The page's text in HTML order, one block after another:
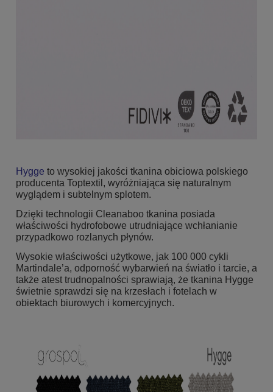
Hygge to wysokiej jakości tkanina obiciowa polskiego
producenta Toptextil, wyróżniająca się naturalnym
wyglądem i subtelnym splotem.
Dzięki technologii Cleanaboo tkanina posiada
właściwości hydrofobowe utrudniające wchłanianie
przypadkowo rozlanych płynów.
Wysokie właściwości użytkowe, jak 100 000 cykli
Martindale’a, odporność wybarwień na światło i tarcie, a
także atest trudnopalności sprawiają, że tkanina Hygge
świetnie sprawdzi się na krzesłach i fotelach w
obiektach biurowych i komercyjnych.